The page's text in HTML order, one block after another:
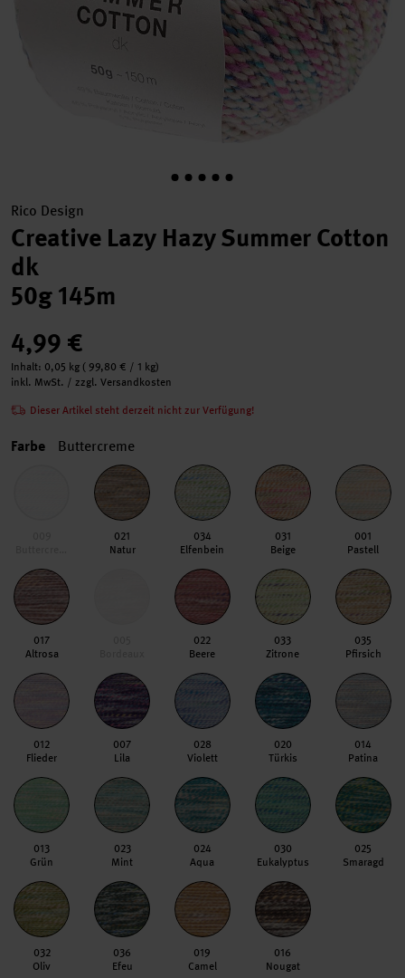
Rico Design
Creative Lazy Hazy Summer Cotton
dk
50g 145m
4,99 €
Inhalt: 0,05 kg ( 99,80 € / 1 kg)
inkl. MwSt. / zzgl. Versandkosten
Dieser Artikel steht derzeit nicht zur Verfügung!
Farbe Buttercreme
021
Natur
034
Elfenbein
031
Beige
001
Pastell
017
Altrosa
022
Beere
033
Zitrone
035
Pfirsich
012
Flieder
007
Lila
028
Violett
020
Türkis
014
Patina
013
Grün
023
Mint
024
Aqua
030
Eukalyptus
025
Smaragd
032
Oliv
036
Efeu
019
Camel
016
Nougat